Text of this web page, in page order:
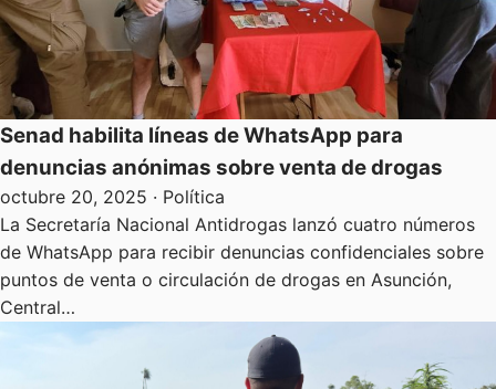
Senad habilita líneas de WhatsApp para
denuncias anónimas sobre venta de drogas
octubre 20, 2025 · Política
La Secretaría Nacional Antidrogas lanzó cuatro números
de WhatsApp para recibir denuncias confidenciales sobre
puntos de venta o circulación de drogas en Asunción,
Central…